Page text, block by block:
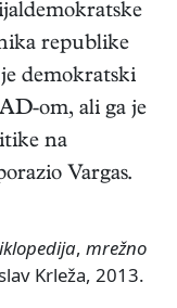
republike
demokratski
om, ali ga je
na
Vargas.
, mrežno
Krleža, 2013.